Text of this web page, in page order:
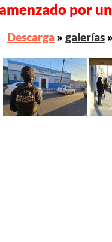
por
Descarga» galerías»